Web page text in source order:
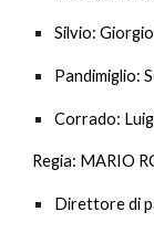
Silvio:
Pandimiglio:
Corrado:
Regia: MARIO
Direttore di